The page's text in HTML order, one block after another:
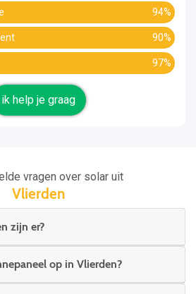
94%
90%
97%
ik help je graag
vragen over solar uit
Vlierden
zijn er?
op in Vlierden?